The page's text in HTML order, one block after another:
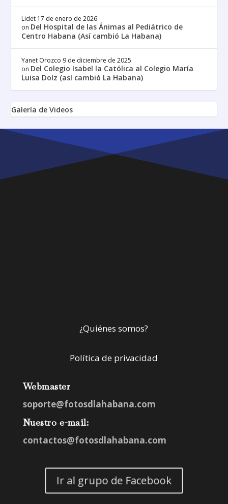
Lidet 17 de enero de 2026
on Del Hospital de las Ánimas al Pediátrico de
Centro Habana (Así cambió La Habana)
Yanet Orozco 9 de diciembre de 2025
on Del Colegio Isabel la Católica al Colegio María
Luisa Dolz (así cambió La Habana)
Galería de Videos
¿Quiénes somos?
Política de privacidad
Webmaster
soporte@fotosdlahabana.com
Nuestro e-mail:
contactos@fotosdlahabana.com
Ir al grupo de Facebook